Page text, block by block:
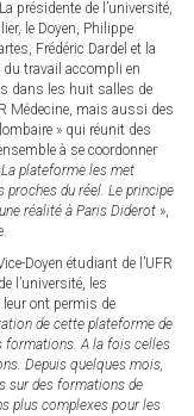
présidente de l’université,
le Doyen, Philippe
Frédéric Dardel et la
du travail accompli en
dans les huit salles de
Médecine, mais aussi des
» qui réunit des
à se coordonner
La plateforme les met
du réel. Le principe
réalité à Paris Diderot »,
Doyen étudiant de l’UFR
l’université, les
ont permis de
de cette plateforme de
formations. A la fois celles
Depuis quelques mois,
sur des formations de
plus complexes pour les